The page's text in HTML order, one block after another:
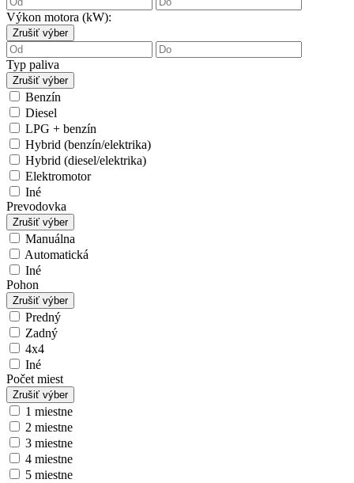
Výkon motora (kW):
Zrušiť výber
Typ paliva
Zrušiť výber
Benzín
Diesel
LPG + benzín
Hybrid (benzín/elektrika)
Hybrid (diesel/elektrika)
Elektromotor
Iné
Prevodovka
Zrušiť výber
Manuálna
Automatická
Iné
Pohon
Zrušiť výber
Predný
Zadný
4x4
Iné
Počet miest
Zrušiť výber
1 miestne
2 miestne
3 miestne
4 miestne
5 miestne